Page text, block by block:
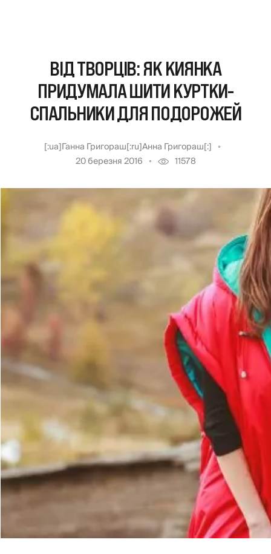
ВІД ТВОРЦІВ: ЯК КИЯНКА
ПРИДУМАЛА ШИТИ КУРТКИ-
СПАЛЬНИКИ ДЛЯ ПОДОРОЖЕЙ
[:ua]Ганна Григораш[:ru]Анна Григораш[:]
20 березня 2016
11578